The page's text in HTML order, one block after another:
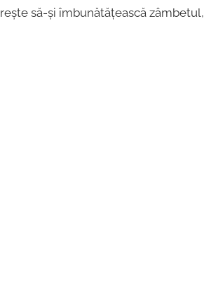
să-și îmbunătățească zâmbetul,